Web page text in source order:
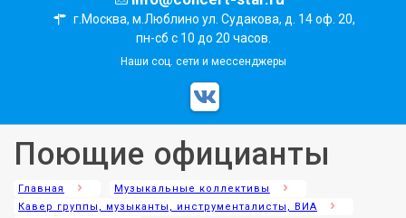
г.Москва, м.Люблино ул. Судакова, д. 14 оф. 20,
пн-сб с 10 до 20 часов.
Наши соц. сети и мессенджеры
Поющие официанты
Главная
Музыкальные коллективы
Кавер группы, музыканты, инструменталисты, ВИА